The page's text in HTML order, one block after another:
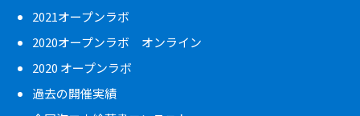
2021オープンラボ
2020オープンラボ オンライン
2020 オープンラボ
過去の開催実績